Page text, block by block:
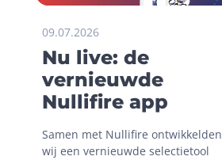
09.07.2026
Nu live: de
vernieuwde
Nullifire app
Samen met Nullifire ontwikkelden
wij een vernieuwde selectietool